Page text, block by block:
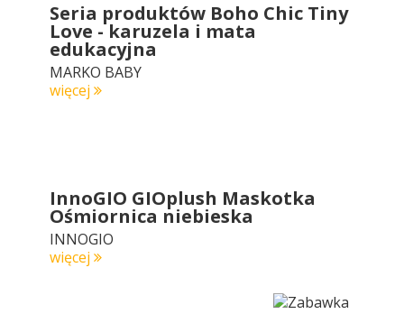
Seria produktów Boho Chic Tiny
Love - karuzela i mata
edukacyjna
MARKO BABY
więcej
InnoGIO GIOplush Maskotka
Ośmiornica niebieska
INNOGIO
więcej